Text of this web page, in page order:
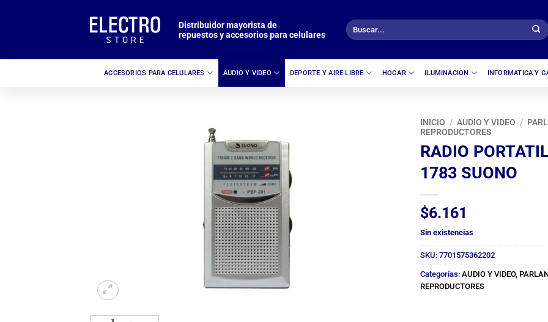
Distribuidor mayorista de
repuestos y accesorios para celulares
Buscar
por:
ACCESORIOS PARA CELULARES AUDIO Y VIDEO DEPORTE Y AIRE LIBRE HOGAR ILUMINACION INFORMATICA Y
INICIO / AUDIO Y VIDEO /
REPRODUCTORES
RADIO
1783 SUONO
$6.161
Sin existencias
SKU: 7701575362202
Categorías: AUDIO Y VIDEO,
REPRODUCTORES